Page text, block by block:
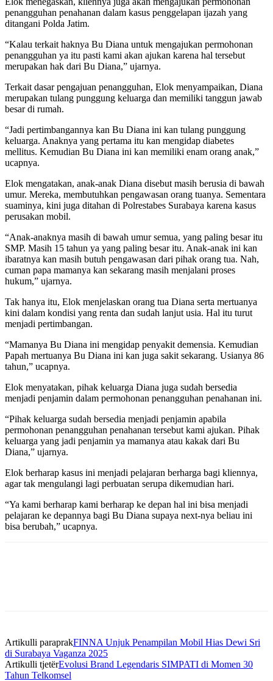
penangguhan penahanan dalam kasus penggelapan ijazah yang
ditangani Polda Jatim.
“Kalau terkait haknya Bu Diana untuk mengajukan permohonan
penangguhan ya itu pasti kami akan ajukan karena hal tersebut
merupakan hak dari Bu Diana,” ujarnya.
Terkait dasar pengajuan penangguhan, Elok menyampaikan, Diana
merupakan tulang punggung keluarga dan memiliki tanggun jawab
besar di rumah.
“Jadi pertimbangannya kan Bu Diana ini kan tulang punggung
keluarga. Anaknya yang pertama itu kan mengidap diabetes
mellitus. Kemudian Bu Diana ini kan memiliki enam orang anak,”
ucapnya.
Elok mengatakan, anak-anak Diana disebut masih berusia di bawah
umur. Mereka, membutuhkan pengawasan orang tuanya. Sementara
suaminya, kini juga ditahan di Polrestabes Surabaya karena kasus
perusakan mobil.
“Anak-anaknya masih di bawah umur semua, yang paling besar itu
SMP. Masih 15 tahun ya yang paling besar itu. Anak-anak ini kan
ibaratnya kan masih butuh pengawasan dari pihak orang tua. Nah,
cuman papa mamanya kan sekarang masih menjalani proses
hukum,” ujarnya.
Tak hanya itu, Elok menjelaskan orang tua Diana serta mertuanya
kini dalam kondisi yang renta dan sudah lanjut usia. Hal itu turut
menjadi pertimbangan.
“Mamanya Bu Diana ini mengidap penyakit demensia. Kemudian
Papah mertuanya Bu Diana ini kan juga sakit sekarang. Usianya 86
tahun,” ucapnya.
Elok menyatakan, pihak keluarga Diana juga sudah bersedia
menjadi penjamin dalam permohonan penangguhan penahanan ini.
“Pihak keluarga sudah bersedia menjadi penjamin apabila
permohonan penangguhan penahanan tersebut kami ajukan. Pihak
keluarga yang jadi penjamin ya mamanya atau kakak dari Bu
Diana,” ujarnya.
Elok berharap kasus ini menjadi pelajaran berharga bagi kliennya,
agar tak mengulangi lagi perbuatan serupa dikemudian hari.
“Ya kami berharap kami berharap ke depan hal ini bisa menjadi
pelajaran ke depannya bagi Bu Diana supaya next-nya beliau ini
bisa berubah,” ucapnya.
Artikulli paraprakFINNA Unjuk Penampilan Mobil Hias Dewi Sri
di Surabaya Vaganza 2025
Artikulli tjetërEvolusi Brand Legendaris SIMPATI di Momen 30
Tahun Telkomsel